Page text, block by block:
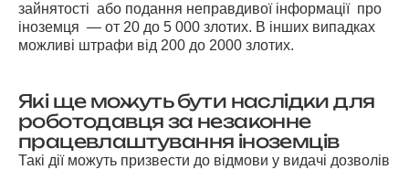
зайнятості або подання неправдивої інформації про
іноземця — от 20 до 5 000 злотих. В інших випадках
можливі штрафи від 200 до 2000 злотих.
Які ще можуть бути наслідки для
роботодавця за незаконне
працевлаштування іноземців
Такі дії можуть призвести до відмови у видачі дозволів